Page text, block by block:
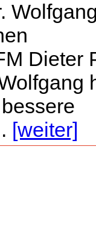
Dieter
[weiter]